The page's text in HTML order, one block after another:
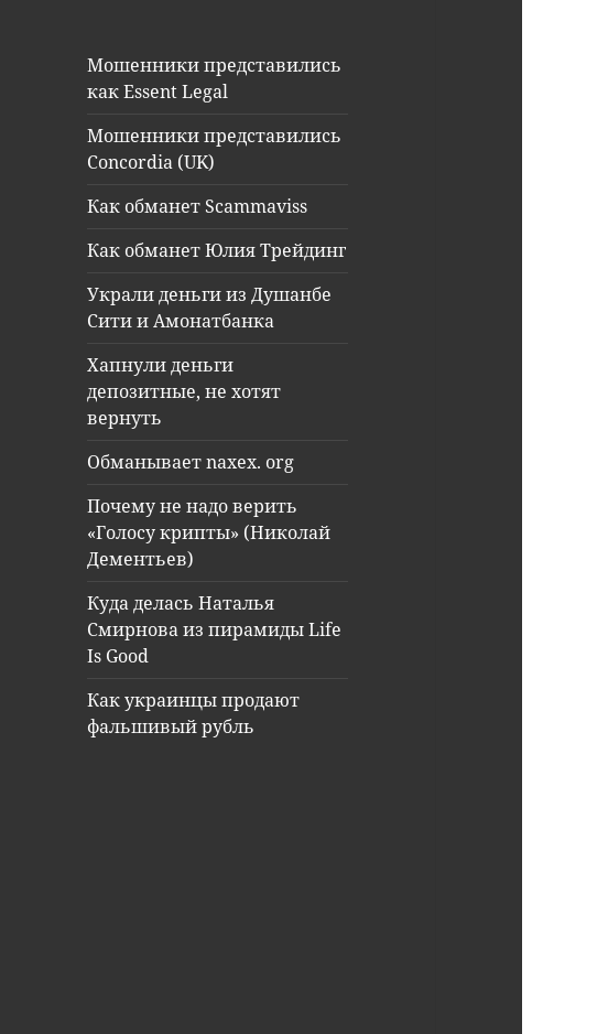
Мошенники представились
как Essent Legal
Мошенники представились
Concordia (UK)
Как обманет Scammaviss
Как обманет Юлия Трейдинг
Украли деньги из Душанбе
Сити и Амонатбанка
Хапнули деньги
депозитные, не хотят
вернуть
Обманывает naxex. org
Почему не надо верить
«Голосу крипты» (Николай
Дементьев)
Куда делась Наталья
Смирнова из пирамиды Life
Is Good
Как украинцы продают
фальшивый рубль